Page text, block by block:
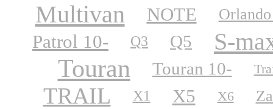
Multivan NOTE
Patrol 10- Q3 Q5 S-
Touran Touran 10-
TRAIL X1 X5 X6